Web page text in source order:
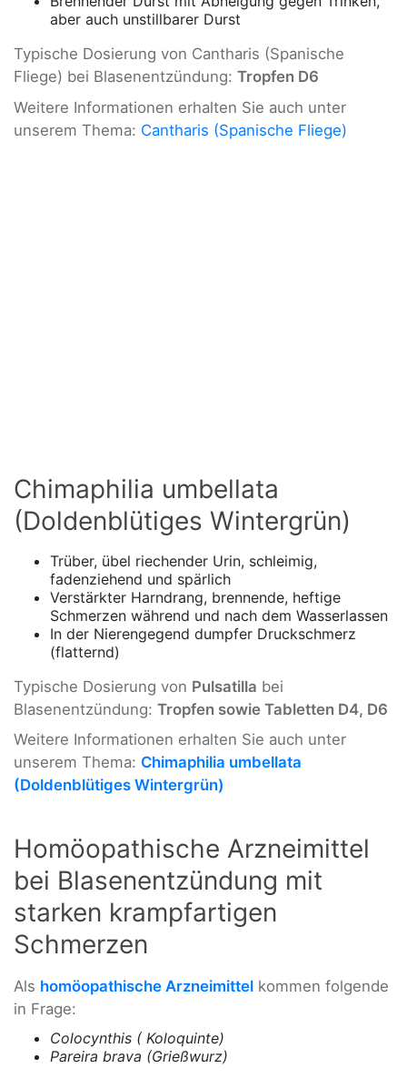
aber auch unstillbarer Durst
Typische Dosierung von Cantharis (Spanische
Fliege) bei Blasenentzündung: Tropfen D6
Weitere Informationen erhalten Sie auch unter
unserem Thema: Cantharis (Spanische Fliege)
Chimaphilia umbellata
(Doldenblütiges Wintergrün)
Trüber, übel riechender Urin, schleimig,
fadenziehend und spärlich
Verstärkter Harndrang, brennende, heftige
Schmerzen während und nach dem Wasserlassen
In der Nierengegend dumpfer Druckschmerz
(flatternd)
Typische Dosierung von Pulsatilla bei
Blasenentzündung: Tropfen sowie Tabletten D4, D6
Weitere Informationen erhalten Sie auch unter
unserem Thema: Chimaphilia umbellata
(Doldenblütiges Wintergrün)
Homöopathische Arzneimittel
bei Blasenentzündung mit
starken krampfartigen
Schmerzen
Als homöopathische Arzneimittel kommen folgende
in Frage:
Colocynthis ( Koloquinte)
Pareira brava (Grießwurz)